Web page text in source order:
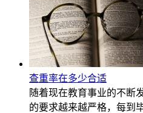
查重率在多少合适
随着现在教育事业的不断
的要求越来越严格，每到